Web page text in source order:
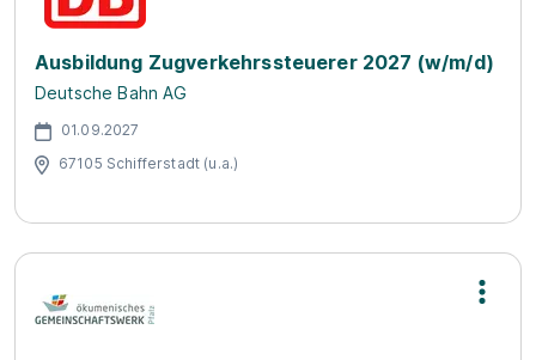
Ausbildung Zugverkehrssteuerer 2027 (w/m/d)
Deutsche Bahn AG
01.09.2027
67105 Schifferstadt (u.a.)